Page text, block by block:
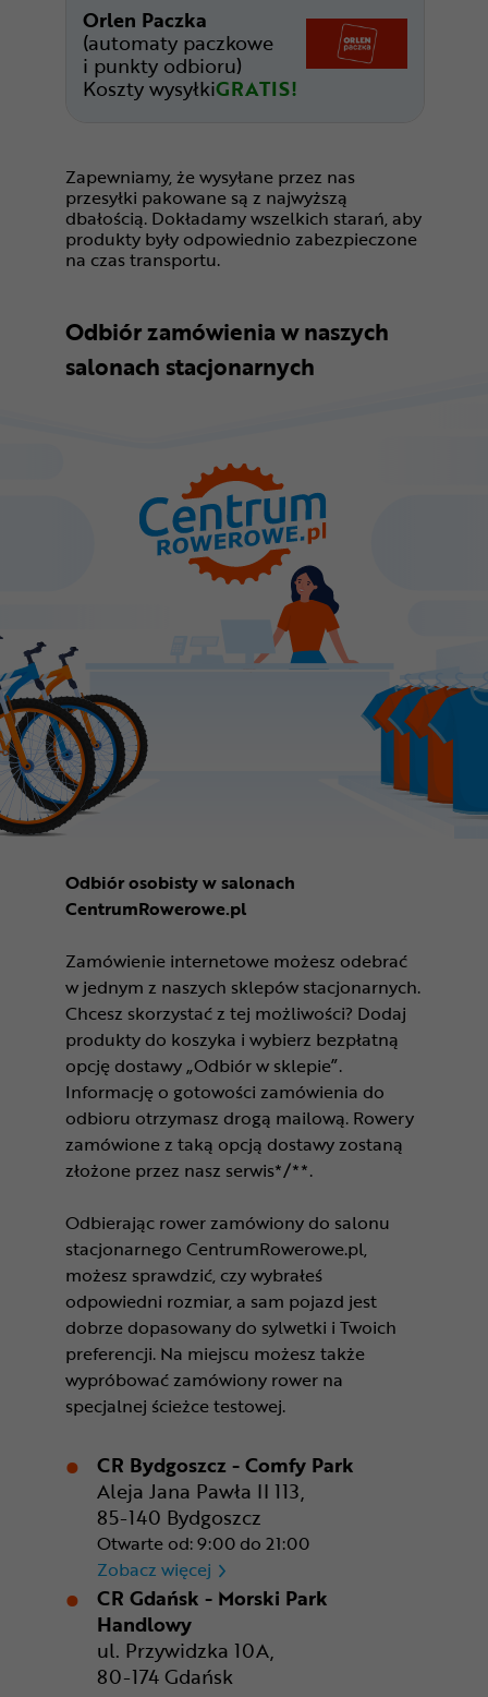
Orlen Paczka
(automaty paczkowe
i punkty odbioru)
Koszty wysyłkiGRATIS!
Zapewniamy, że wysyłane przez nas
przesyłki pakowane są z najwyższą
dbałością. Dokładamy wszelkich starań, aby
produkty były odpowiednio zabezpieczone
na czas transportu.
Odbiór zamówienia w naszych
salonach stacjonarnych
Odbiór osobisty w salonach
CentrumRowerowe.pl
Zamówienie internetowe możesz odebrać
w jednym z naszych sklepów stacjonarnych.
Chcesz skorzystać z tej możliwości? Dodaj
produkty do koszyka i wybierz bezpłatną
opcję dostawy „Odbiór w sklepie”.
Informację o gotowości zamówienia do
odbioru otrzymasz drogą mailową. Rowery
zamówione z taką opcją dostawy zostaną
złożone przez nasz serwis*/**.
Odbierając rower zamówiony do salonu
stacjonarnego CentrumRowerowe.pl,
możesz sprawdzić, czy wybrałeś
odpowiedni rozmiar, a sam pojazd jest
dobrze dopasowany do sylwetki i Twoich
preferencji. Na miejscu możesz także
wypróbować zamówiony rower na
specjalnej ścieżce testowej.
CR Bydgoszcz - Comfy Park
Aleja Jana Pawła II 113,
85-140 Bydgoszcz
Otwarte od: 9:00 do 21:00
Zobacz więcej CR Bydgoszcz - Comfy Park
CR Gdańsk - Morski Park
Handlowy
ul. Przywidzka 10A,
80-174 Gdańsk